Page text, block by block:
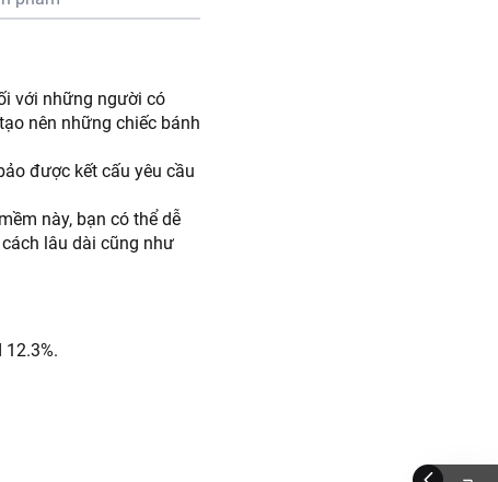
với những người có
nên những chiếc bánh
được kết cấu yêu cầu
này, bạn có thể dễ
lâu dài cũng như
gạch cua, trộn với